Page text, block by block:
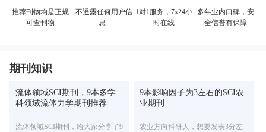
推荐刊物均是正规
可查刊物
不透露任何用户信
息
1对1服务，7x24小
时在线
多年业内口碑，安
全信誉有保障
期刊知识
流体领域SCI期刊，9本多学
科领域流体力学期刊推荐
流体领域SCI期刊，给大家分享了9
9本影响因子为3左右的SCI农
业期刊
农业方向科研人，想要发表3分左